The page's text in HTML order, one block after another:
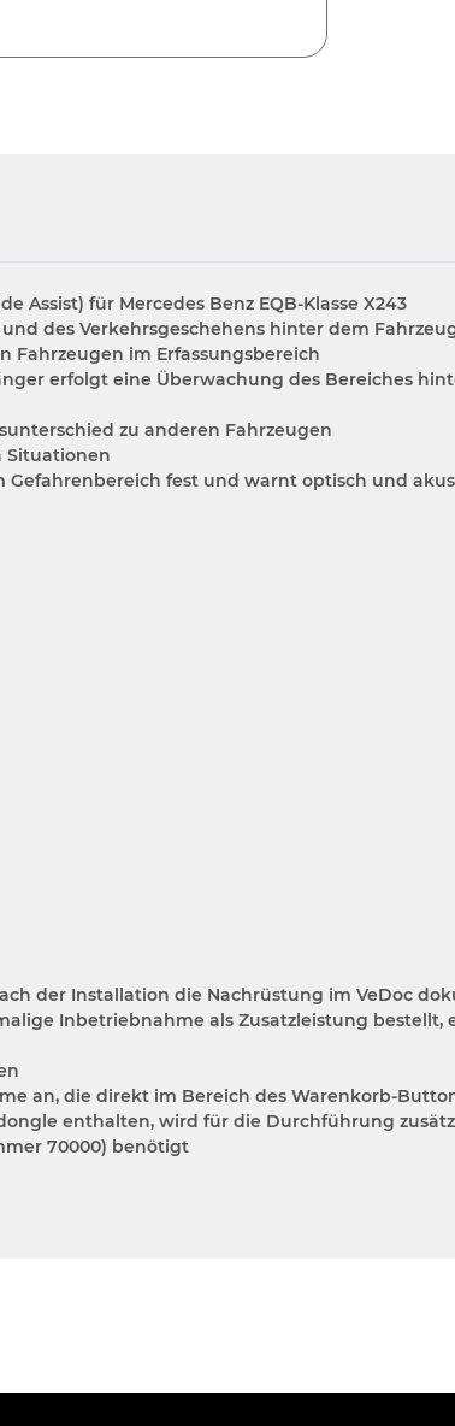
Assist) für Mercedes Benz EQB-Klasse X243
des Verkehrsgeschehens hinter dem
im Erfassungsbereich
erfolgt eine Überwachung des Bereiches
zu anderen Fahrzeugen
Situationen
Gefahrenbereich fest und warnt optisch und
der Installation die Nachrüstung im VeDoc
Inbetriebnahme als Zusatzleistung bestellt,
an, die direkt im Bereich des Warenkorb-
enthalten, wird für die Durchführung
70000) benötigt